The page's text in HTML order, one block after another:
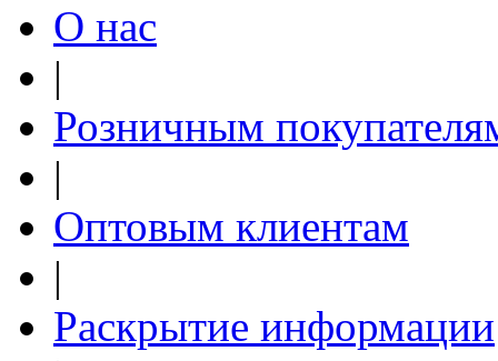
О нас
|
Розничным
|
Оптовым клиентам
|
Раскрытие информации